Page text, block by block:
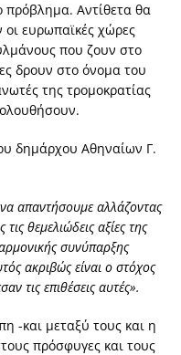
πρόβλημα. Αντίθετα θα
ευρωπαϊκές χώρες
που ζουν στο
δρουν στο όνομα του
της τρομοκρατίας
δημάρχου Αθηναίων Γ.
απαντήσουμε αλλάζοντας
θεμελιώδεις αξίες της
συνύπαρξης
ακριβώς είναι ο στόχος
τις επιθέσεις αυτές».
-και μεταξύ τους και η
πρόσφυγες και τους